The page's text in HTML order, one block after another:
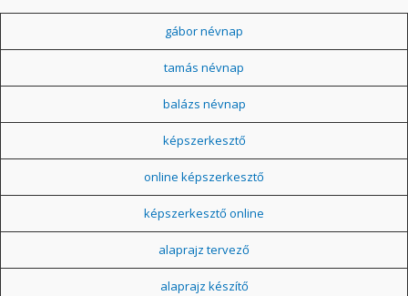
gábor névnap
tamás névnap
balázs névnap
képszerkesztő
online képszerkesztő
képszerkesztő online
alaprajz tervező
alaprajz készítő